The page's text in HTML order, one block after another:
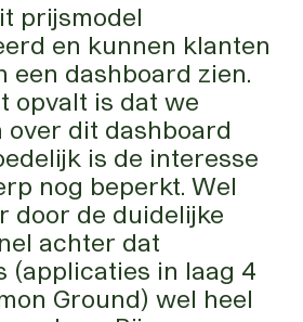
prijsmodel
en kunnen klanten
een dashboard zien.
opvalt is dat we
over dit dashboard
is de interesse
nog beperkt. Wel
door de duidelijke
achter dat
(applicaties in laag 4
Ground) wel heel